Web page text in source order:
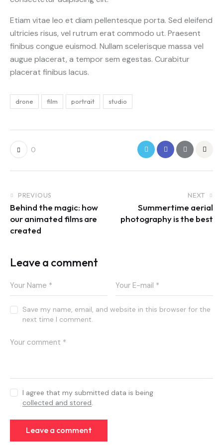
Etiam vitae leo et diam pellentesque porta. Sed eleifend
ultricies risus, vel rutrum erat commodo ut. Praesent
finibus congue euismod. Nullam scelerisque massa vel
augue placerat, a tempor sem egestas. Curabitur
placerat finibus lacus.
drone film portrait studio
0
PREVIOUS
Behind the magic: how
our animated films are
created
NEXT
Summertime aerial
photography is the best
Leave a comment
Save my name, email, and website in this browser for the
next time I comment.
I agree that my submitted data is being
collected and stored.